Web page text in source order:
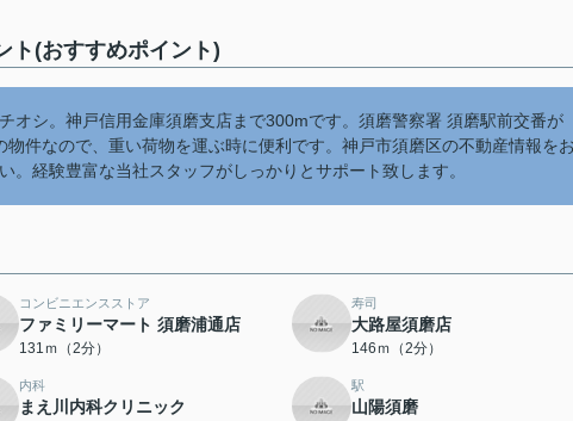
ト(おすすめポイント)
オシ。神戸信用金庫須磨支店まで300mです。須磨警察署 須磨駅前交番が
件なので、重い荷物を運ぶ時に便利です。神戸市須磨区の不動産情報を
経験豊富な当社スタッフがしっかりとサポート致します。
コンビニエンスストア
ファミリーマート 須磨浦通店
131ｍ（2分）
寿司
大路屋須磨店
146ｍ（2分）
内科
まえ川内科クリニック
駅
山陽須磨